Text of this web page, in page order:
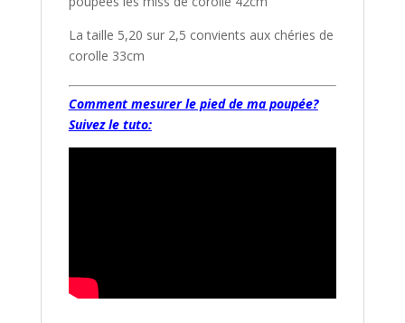
La taille 5,20 sur 2,5 convients aux chéries de
corolle 33cm
Comment mesurer le pied de ma poupée?
Suivez le tuto: